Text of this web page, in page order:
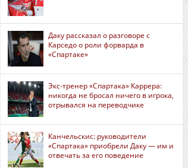
Даку рассказал о разговоре с
Карседо о роли форварда в
«Спартаке»
Экс-тренер «Спартака» Каррера:
никогда не бросал ничего в игрока,
отрывался на переводчике
Канчельскис: руководители
«Спартака» приобрели Даку — им и
отвечать за его поведение